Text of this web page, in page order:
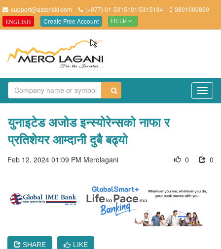
support@asteriskt.com (+977) 01-5315101/5315184 9801000860
ENGLISH Create Free Account HELP
युनाइटेड अजोड इन्स्योरेन्सको नाफा र
प्रतिशेयर आम्दानी दुबै बढ्यो
Feb 12, 2024 01:09 PM Merolagani 0
0
SHARE LIKE